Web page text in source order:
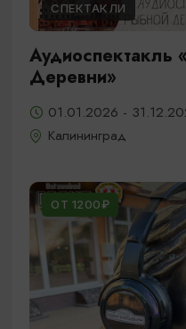
СПЕКТАКЛИ
Аудиоспектакль
Деревни»
01.01.2026 -
Калининград
ОТ 1200₽